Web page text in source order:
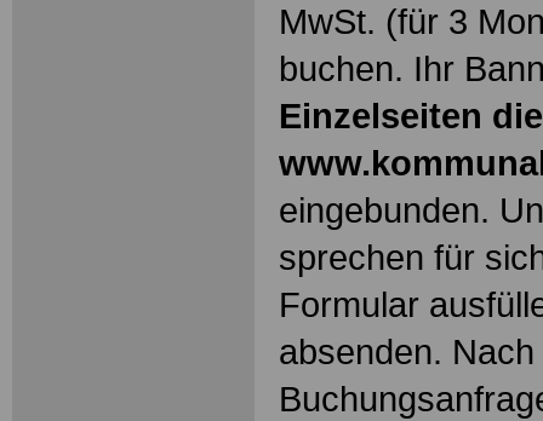
MwSt. (für 3
buchen. Ihr
Einzelseiten
eingebunden.
sprechen für
Formular
absenden.